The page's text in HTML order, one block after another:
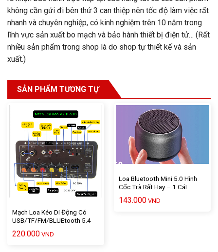
không cần gửi đi bên thứ 3 can thiệp nên tốc độ làm việc rất
nhanh và chuyên nghiệp, có kinh nghiệm trên 10 năm trong
lĩnh vực sản xuất bo mạch và bảo hành thiết bị điện tử… (Rất
nhiều sản phẩm trong shop là do shop tự thiết kế và sản
xuất.)
SẢN PHẨM TƯƠNG TỰ
Mạch Loa Kéo Di Động Có
USB/TF/FM/BLUEtooth 5.4
220.000 VND
Loa Bluetooth Mini 5.0 Hình
Cốc Trà Rất Hay – 1 CáI
143.000 VND